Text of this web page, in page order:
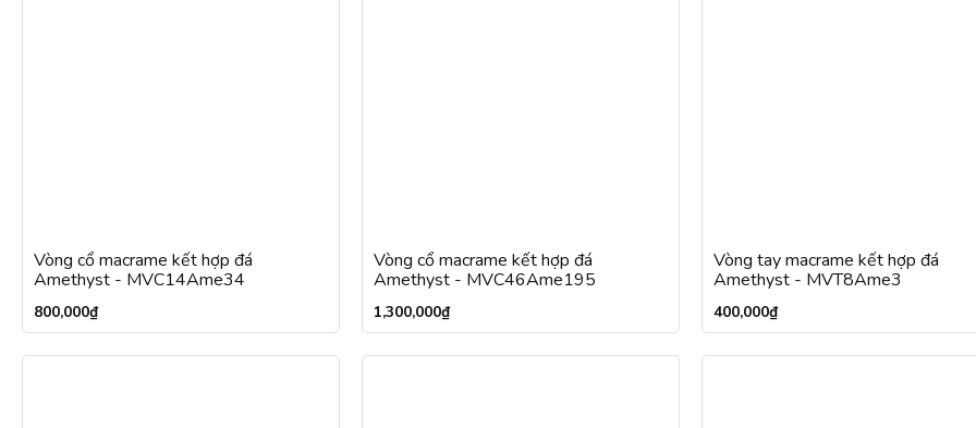
Vòng cổ macrame kết hợp đá
Amethyst - MVC14Ame34
800,000₫
Vòng cổ macrame kết hợp đá
Amethyst - MVC46Ame195
1,300,000₫
Vòng tay macrame kết hợp đá
Amethyst - MVT8Ame3
400,000₫